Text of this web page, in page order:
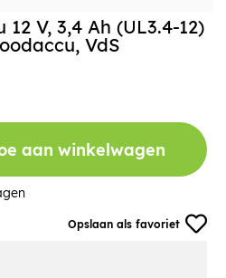
Opslaan als favoriet
V, 3,4 Ah (UL3.4-12)
VdS
aan winkelwagen